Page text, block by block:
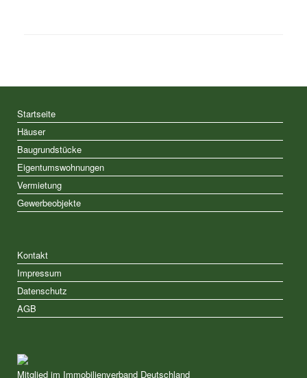
Startseite
Häuser
Baugrundstücke
Eigentumswohnungen
Vermietung
Gewerbeobjekte
Kontakt
Impressum
Datenschutz
AGB
Mitglied im Immobilienverband Deutschland